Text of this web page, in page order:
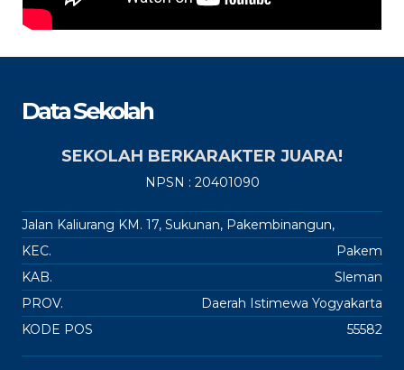
Data Sekolah
SEKOLAH BERKARAKTER JUARA!
NPSN : 20401090
Jalan Kaliurang KM. 17, Sukunan, Pakembinangun,
KEC.
Pakem
KAB.
Sleman
PROV.
Daerah Istimewa Yogyakarta
KODE POS
55582